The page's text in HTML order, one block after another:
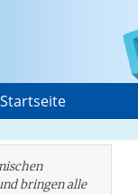
Startseite
bringen alle